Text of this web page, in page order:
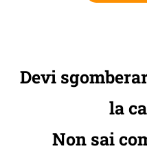
Devi
la
Non sai